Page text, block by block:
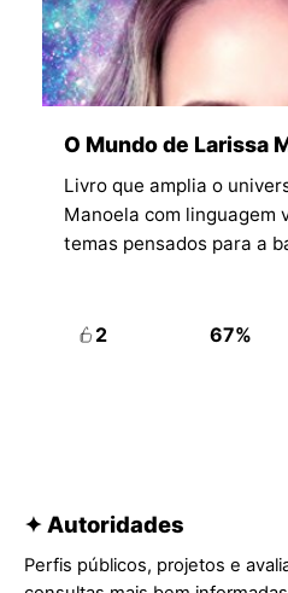
O Mundo de Larissa
Livro que amplia o
Manoela com linguagem
temas pensados para a
2 67%
✦ Autoridades
Perfis públicos, projetos e